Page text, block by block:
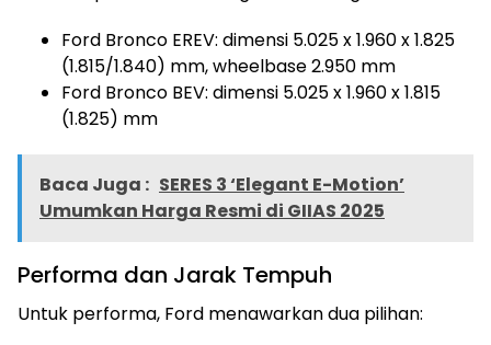
Ford Bronco EREV: dimensi 5.025 x 1.960 x 1.825
(1.815/1.840) mm, wheelbase 2.950 mm
Ford Bronco BEV: dimensi 5.025 x 1.960 x 1.815
(1.825) mm
Baca Juga : SERES 3 ‘Elegant E-Motion’
Umumkan Harga Resmi di GIIAS 2025
Performa dan Jarak Tempuh
Untuk performa, Ford menawarkan dua pilihan: